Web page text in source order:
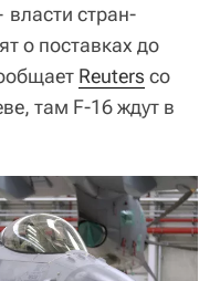
власти стран-
о поставках до
Reuters со
там F-16 ждут в